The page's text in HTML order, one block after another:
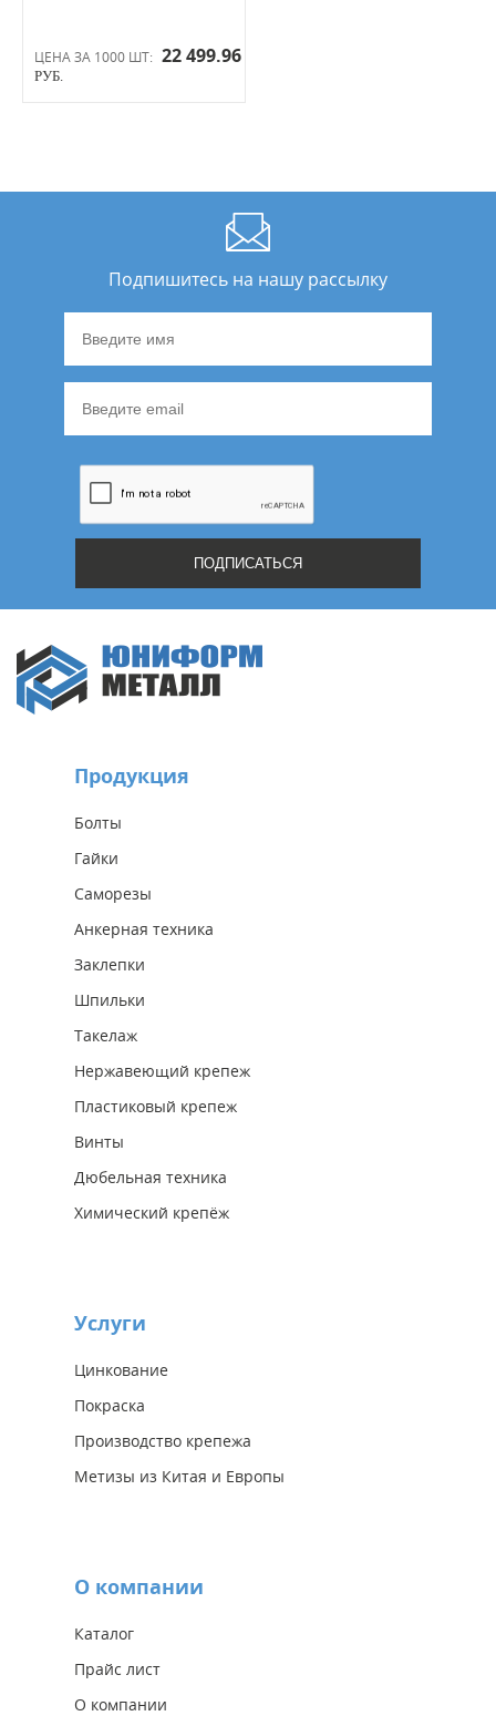
ЦЕНА ЗА 1000 ШТ: 22 499.96
РУБ.
Подпишитесь на нашу рассылку
Продукция
Болты
Гайки
Саморезы
Анкерная техника
Заклепки
Шпильки
Такелаж
Нержавеющий крепеж
Пластиковый крепеж
Винты
Дюбельная техника
Химический крепёж
Услуги
Цинкование
Покраска
Производство крепежа
Метизы из Китая и Европы
О компании
Каталог
Прайс лист
О компании